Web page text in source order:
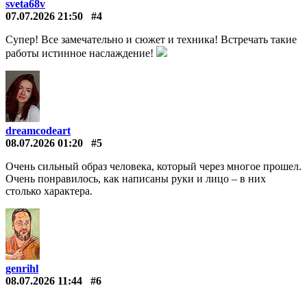
sveta68v
07.07.2026 21:50
#4
Супер! Все замечательно и сюжет и техника! Встречать такие
работы истинное наслаждение!
dreamcodeart
08.07.2026 01:20
#5
Очень сильный образ человека, который через многое прошел.
Очень понравилось, как написаны руки и лицо – в них
столько характера.
genrihl
08.07.2026 11:44
#6